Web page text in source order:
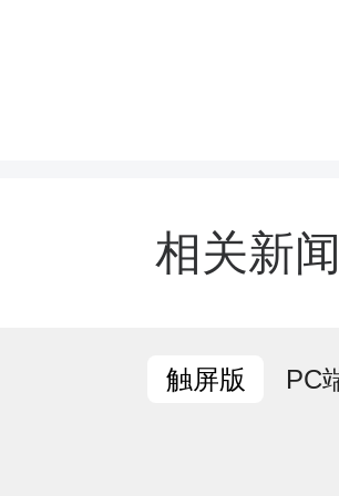
巡游、文艺汇
。要加快推出
相关新闻
触屏版 PC